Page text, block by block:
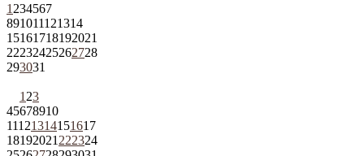
1 234567
891011121314
15161718192021
22232425262728
293031
1 23
45678910
11121314151617
18192021 222324